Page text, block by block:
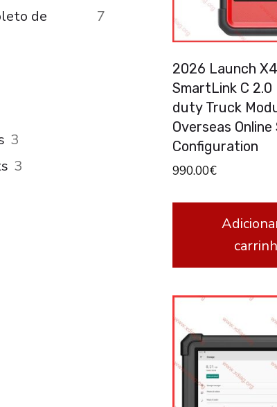
2026 Launch
SmartLink C
duty Truck
Overseas
Configuration
990.00€
de
7
3
3